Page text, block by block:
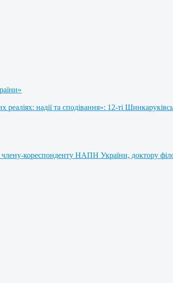
надії та сподівання»: 12-ті
кореспонденту НАПН України, доктору